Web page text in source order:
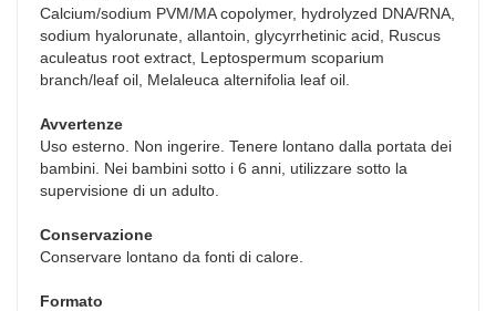
Calcium/sodium PVM/MA copolymer, hydrolyzed DNA/RNA,
sodium hyalorunate, allantoin, glycyrrhetinic acid, Ruscus
aculeatus root extract, Leptospermum scoparium
branch/leaf oil, Melaleuca alternifolia leaf oil.
Avvertenze
Uso esterno. Non ingerire. Tenere lontano dalla portata dei
bambini. Nei bambini sotto i 6 anni, utilizzare sotto la
supervisione di un adulto.
Conservazione
Conservare lontano da fonti di calore.
Formato